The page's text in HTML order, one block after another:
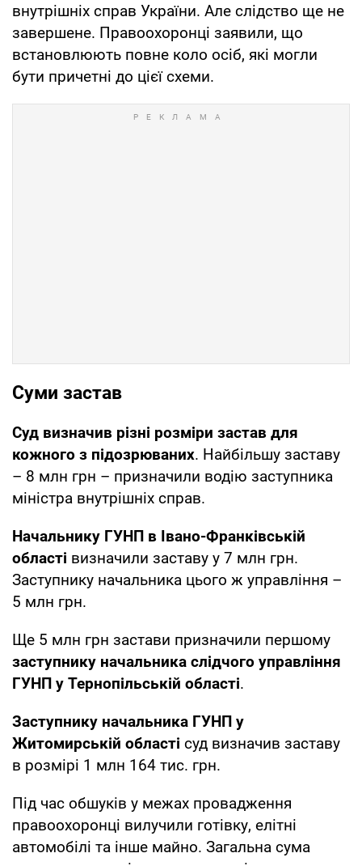
внутрішніх справ України. Але слідство ще не
завершене. Правоохоронці заявили, що
встановлюють повне коло осіб, які могли
бути причетні до цієї схеми.
Суми застав
Суд визначив різні розміри застав для
кожного з підозрюваних. Найбільшу заставу
– 8 млн грн – призначили водію заступника
міністра внутрішніх справ.
Начальнику ГУНП в Івано-Франківській
області визначили заставу у 7 млн грн.
Заступнику начальника цього ж управління –
5 млн грн.
Ще 5 млн грн застави призначили першому
заступнику начальника слідчого управління
ГУНП у Тернопільській області.
Заступнику начальника ГУНП у
Житомирській області суд визначив заставу
в розмірі 1 млн 164 тис. грн.
Під час обшуків у межах провадження
правоохоронці вилучили готівку, елітні
автомобілі та інше майно. Загальна сума